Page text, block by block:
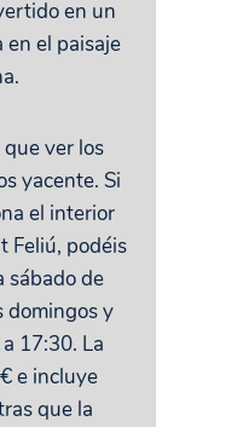
en un
el paisaje
ver los
yacente. Si
el interior
Feliú, podéis
sábado de
domingos y
17:30. La
e incluye
que la